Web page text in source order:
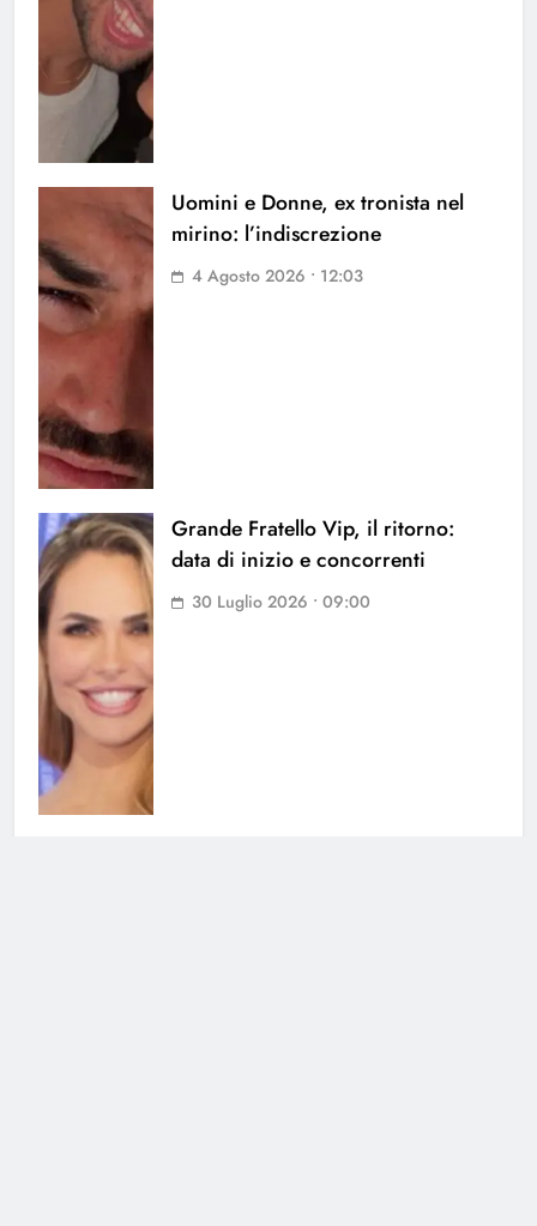
Uomini e Donne, ex tronista nel
mirino: l’indiscrezione
4 Agosto 2026 • 12:03
Grande Fratello Vip, il ritorno:
data di inizio e concorrenti
30 Luglio 2026 • 09:00